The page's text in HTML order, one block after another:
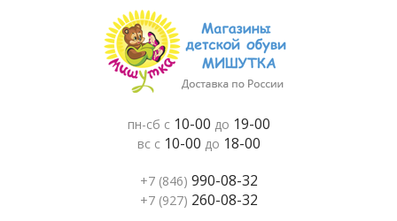
пн-сб с 10-00 до 19-00
вс с 10-00 до 18-00
+7 (846) 990-08-32
+7 (927) 260-08-32